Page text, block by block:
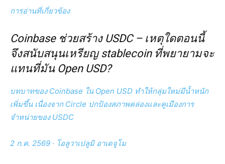
การอ่านที่เกี่ยวข้อง
Coinbase ช่วยสร้าง USDC – เหตุใดตอนนี้
จึงสนับสนุนเหรียญ stablecoin ที่พยายามจะ
แทนที่มัน Open USD?
บทบาทของ Coinbase ใน Open USD ทำให้กลุ่มใหม่มีน้ำหนัก
เพิ่มขึ้น เนื่องจาก Circle ปกป้องสภาพคล่องและคูเมืองการ
จำหน่ายของ USDC
2 ก.ค. 2569 · โอลูวาเปลูมิ อาเดจูโม